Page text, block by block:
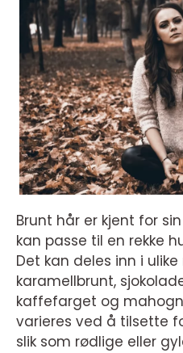
Brunt hår er kjent for
kan passe til en rekke
Det kan deles inn i
karamellbrunt,
kaffefarget og
varieres ved å tilsette
slik som rødlige eller